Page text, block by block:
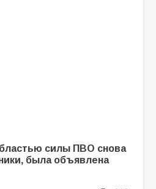
силы ПВО снова
была объявлена